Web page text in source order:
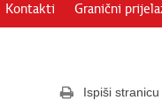
Kontakti Granični
Ispiši stranicu